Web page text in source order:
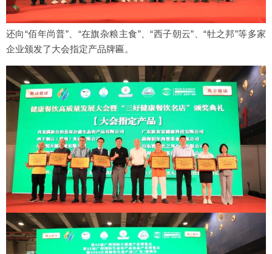
还向“佰年尚普”、“在旗杂粮主食”、“西子朝云”、“牡之邦”等多家
企业颁发了大会指定产品牌匾。